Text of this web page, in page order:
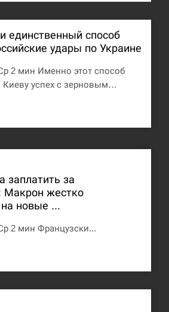
ROZETKA и “Новая
об…
через спеку загинули три
“Бардеролями” по Харькову,
ЩЕ...
единственный способ
удары по Украине
2 мин Именно этот способ
Киеву успех с зерновым…
заплатить за
Макрон жестко
новые ...
2 мин Французски...